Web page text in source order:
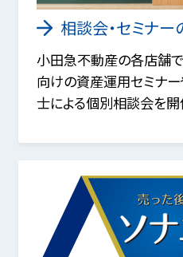
相談会・セミナー
小田急不動産の各店舗
向けの資産運用セミナー
士による個別相談会を開